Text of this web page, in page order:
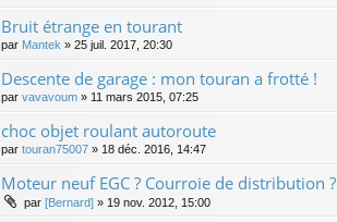
Bruit étrange en tourant
par Mantek » 25 juil. 2017, 20:30
Descente de garage : mon touran a frotté !
par vavavoum » 11 mars 2015, 07:25
choc objet roulant autoroute
par touran75007 » 18 déc. 2016, 14:47
Moteur neuf EGC ? Courroie de distribution ?
par [Bernard] » 19 nov. 2012, 15:00